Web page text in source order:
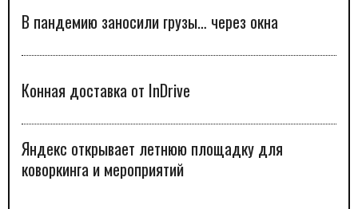
В пандемию заносили грузы… через окна
Конная доставка от InDrive
Яндекс открывает летнюю площадку для
коворкинга и мероприятий